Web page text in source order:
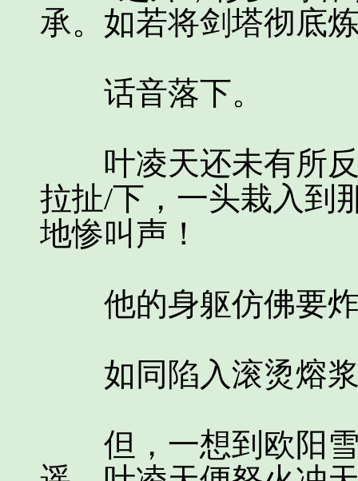
承。如若将剑塔彻底
话音落下。
叶凌天还未有所反
拉扯/下，一头栽入到
地惨叫声！
他的身躯仿佛要炸
如同陷入滚烫熔浆
但，一想到欧阳雪